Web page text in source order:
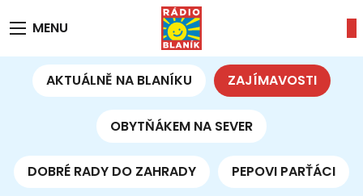
MENU
AKTUÁLNĚ NA BLANÍKU ZAJÍMAVOSTI
OBYTŇÁKEM NA SEVER
DOBRÉ RADY DO ZAHRADY PEPOVI PARŤÁCI